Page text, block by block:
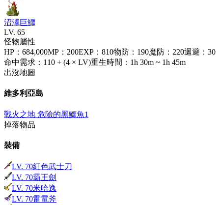
沼澤巨鱷
LV. 65
怪物屬性
HP ： 684,000MP ： 200EXP ： 810物防 ： 190魔防 ： 220迴避 ： 30
命中需求 ： 110 + (4 × LV)重生時間 ： 1h 30m ~ 1h 45m
出沒地圖
維多利亞島
戰火之地 危險的黑鱷魚1
掉落物品
裝備
LV. 70紅色武士刀
LV. 70霸王劍
LV. 70米哈逸
LV. 70雷電斧